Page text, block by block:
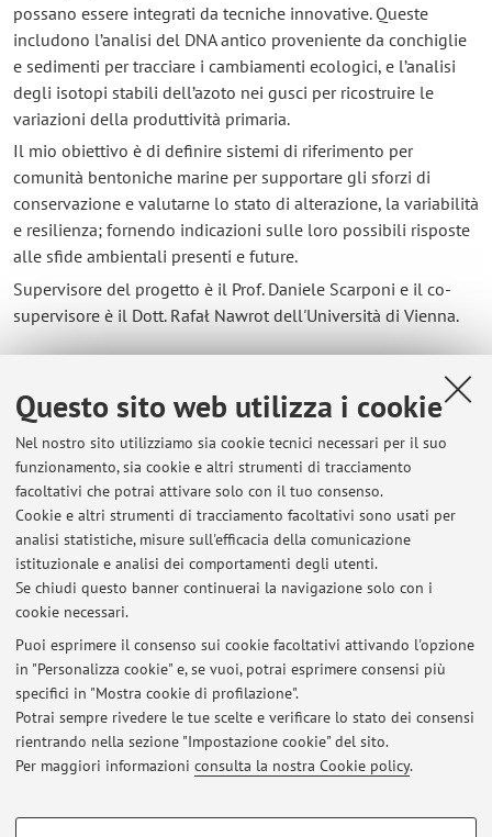
Questo sito web utilizza i cookie
Nel nostro sito utilizziamo sia cookie tecnici necessari per il suo
funzionamento, sia cookie e altri strumenti di tracciamento
facoltativi che potrai attivare solo con il tuo consenso.
Cookie e altri strumenti di tracciamento facoltativi sono usati per
analisi statistiche, misure sull'efficacia della comunicazione
istituzionale e analisi dei comportamenti degli utenti.
Se chiudi questo banner continuerai la navigazione solo con i
cookie necessari.
Puoi esprimere il consenso sui cookie facoltativi attivando l'opzione
in "Personalizza cookie" e, se vuoi, potrai esprimere consensi più
specifici in "Mostra cookie di profilazione".
Potrai sempre rivedere le tue scelte e verificare lo stato dei consensi
rientrando nella sezione "Impostazione cookie" del sito.
Per maggiori informazioni consulta la nostra Cookie policy.
COOKIE DI PROFILAZIONE - FACOLTATIVI
possano essere integrati da tecniche innovative. Queste
includono l’analisi del DNA antico proveniente da conchiglie
e sedimenti per tracciare i cambiamenti ecologici, e l’analisi
degli isotopi stabili dell’azoto nei gusci per ricostruire le
variazioni della produttività primaria.
Il mio obiettivo è di definire sistemi di riferimento per
comunità bentoniche marine per supportare gli sforzi di
conservazione e valutarne lo stato di alterazione, la variabilità
e resilienza; fornendo indicazioni sulle loro possibili risposte
alle sfide ambientali presenti e future.
Supervisore del progetto è il Prof. Daniele Scarponi e il co-
supervisore è il Dott. Rafał Nawrot dell'Università di Vienna.
E-mail: lukas.schweigl@unibo.it
Dipartimento di Scienze Biologiche, Geologiche e
Ambientali
Piazza di Porta S.Donato 1, Bologna - Vai alla mappa
Ultimi avvisi
Al momento non sono presenti avvisi.